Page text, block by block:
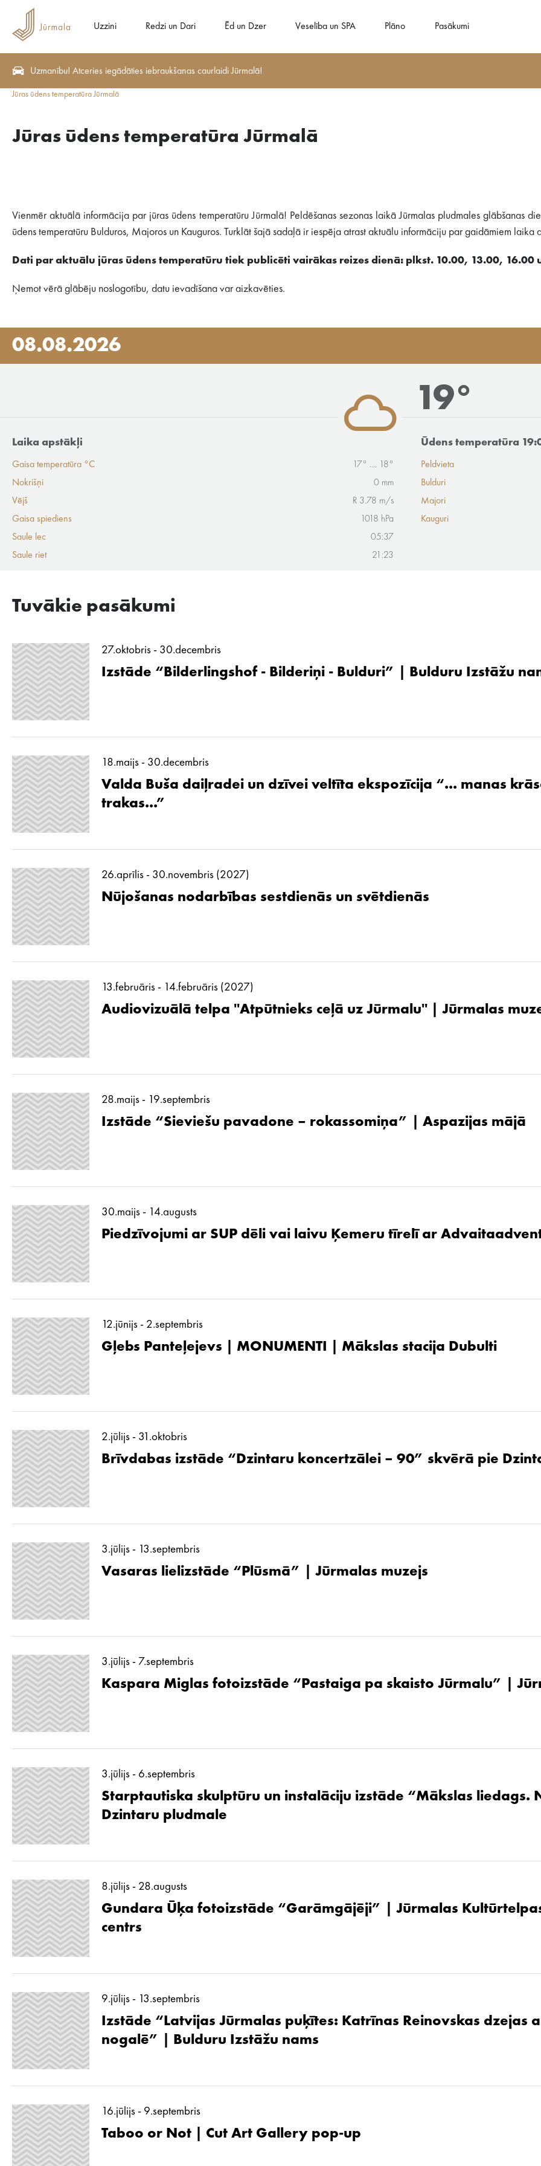
Uzzini Redzi un Dari Ēd un Dzer Veselība un SPA Plāno Pasākumi
Uzmanību! Atceries iegādāties iebraukšanas caurlaidi Jūrmalā!
Jūras ūdens temperatūra Jūrmalā
Jūras ūdens temperatūra Jūrmalā
Vienmēr aktuālā informācija par jūras ūdens temperatūru Jūrmalā! Peldēšanas sezonas laikā Jūrmalas pludmales glābšanas
ūdens temperatūru Bulduros, Majoros un Kauguros. Turklāt šajā sadaļā ir iespēja atrast aktuālu informāciju par gaidāmiem
Dati par aktuālu jūras ūdens temperatūru tiek publicēti vairākas reizes dienā: plkst. 10.00, 13.00, 16.00
Ņemot vērā glābēju noslogotību, datu ievadīšana var aizkavēties.
08.08.2026
19°
Laika apstākļi
Gaisa temperatūra °C
17° .... 18°
Nokrišņi
0 mm
Vējš
R 3.78 m/s
Gaisa spiediens
1018 hPa
Saule lec
05:37
Saule riet
21:23
Ūdens temperatūra
Peldvieta
Bulduri
Majori
Kauguri
Tuvākie pasākumi
27.oktobris - 30.decembris
Izstāde “Bilderlingshof - Bilderiņi - Bulduri” | Bulduru Izstāžu
18.maijs - 30.decembris
Valda Buša daiļradei un dzīvei veltīta ekspozīcija “... manas
trakas...”
26.aprīlis - 30.novembris (2027)
Nūjošanas nodarbības sestdienās un svētdienās
13.februāris - 14.februāris (2027)
Audiovizuālā telpa ''Atpūtnieks ceļā uz Jūrmalu'' | Jūrmalas
28.maijs - 19.septembris
Izstāde “Sieviešu pavadone – rokassomiņa” | Aspazijas mājā
30.maijs - 14.augusts
Piedzīvojumi ar SUP dēli vai laivu Ķemeru tīrelī ar
12.jūnijs - 2.septembris
Gļebs Panteļejevs | MONUMENTI | Mākslas stacija Dubulti
2.jūlijs - 31.oktobris
Brīvdabas izstāde “Dzintaru koncertzālei – 90” skvērā pie
3.jūlijs - 13.septembris
Vasaras lielizstāde “Plūsmā” | Jūrmalas muzejs
3.jūlijs - 7.septembris
Kaspara Miglas fotoizstāde “Pastaiga pa skaisto Jūrmalu” |
3.jūlijs - 6.septembris
Starptautiska skulptūru un instalāciju izstāde “Mākslas liedags.
Dzintaru pludmale
8.jūlijs - 28.augusts
Gundara Ūķa fotoizstāde “Garāmgājēji” | Jūrmalas
centrs
9.jūlijs - 13.septembris
Izstāde “Latvijas Jūrmalas puķītes: Katrīnas Reinovskas dzejas
nogalē” | Bulduru Izstāžu nams
16.jūlijs - 9.septembris
Taboo or Not | Cut Art Gallery pop-up